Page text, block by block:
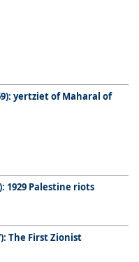
yertziet of Maharal of
1929 Palestine riots
The First Zionist